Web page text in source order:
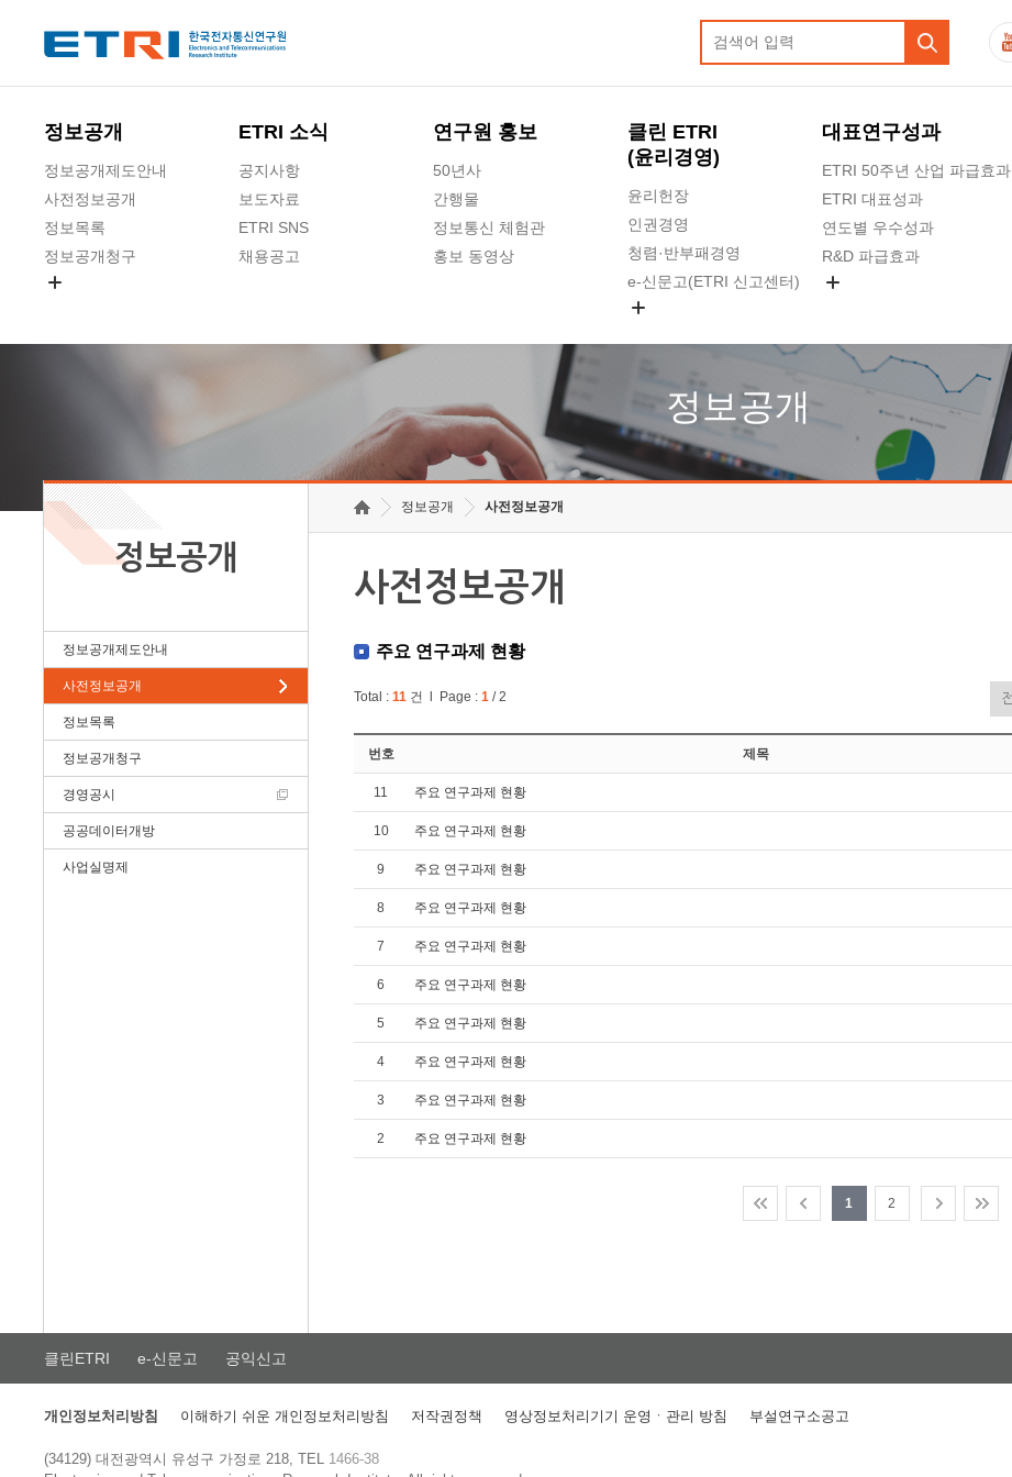
정보공개
정보공개제도안내
사전정보공개
정보목록
정보공개청구
ETRI 소식
공지사항
보도자료
ETRI SNS
채용공고
연구원 홍보
50년사
간행물
정보통신 체험관
홍보 동영상
클린 ETRI
(윤리경영)
윤리헌장
인권경영
청렴·반부패경영
e-신문고(ETRI 신고센터)
청렴포털 신고
고객의소리
수의계약 현황
부패징계 현황
감사결과공개
대표연구성과
ETRI 50주년 산업 파급효과
ETRI 대표성과
연도별 우수성과
R&D 파급효과
정보공개
정보공개
정보공개제도안내
사전정보공개
정보목록
정보공개청구
경영공시
공공데이터개방
사업실명제
정보공개 사전정보공개
사전정보공개
주요 연구과제 현황
Total :11 건 l Page :1 / 2
번호 제목
11 주요 연구과제 현황
10 주요 연구과제 현황
9 주요 연구과제 현황
8 주요 연구과제 현황
7 주요 연구과제 현황
6 주요 연구과제 현황
5 주요 연구과제 현황
4 주요 연구과제 현황
3 주요 연구과제 현황
2 주요 연구과제 현황
1 2
클린ETRI e-신문고 공익신고
개인정보처리방침 이해하기 쉬운 개인정보처리방침 저작권정책 영상정보처리기기 운영ㆍ관리 방침 부설연구소공고
(34129) 대전광역시 유성구 가정로 218, TEL 1466-38